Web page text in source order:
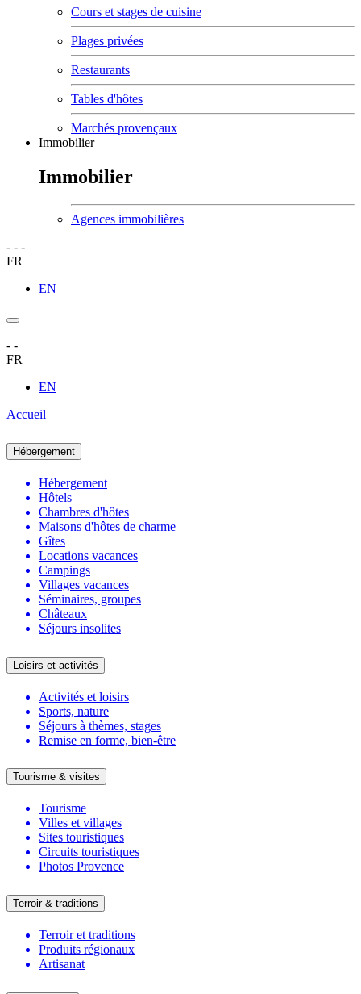
Cours et stages de cuisine
Plages privées
Restaurants
Tables d'hôtes
Marchés provençaux
Immobilier
Immobilier
Agences immobilières
- - -
FR
EN
- -
FR
EN
Accueil
Hébergement
Hébergement
Hôtels
Chambres d'hôtes
Maisons d'hôtes de charme
Gîtes
Locations vacances
Campings
Villages vacances
Séminaires, groupes
Châteaux
Séjours insolites
Loisirs et activités
Activités et loisirs
Sports, nature
Séjours à thèmes, stages
Remise en forme, bien-être
Tourisme & visites
Tourisme
Villes et villages
Sites touristiques
Circuits touristiques
Photos Provence
Terroir & traditions
Terroir et traditions
Produits régionaux
Artisanat